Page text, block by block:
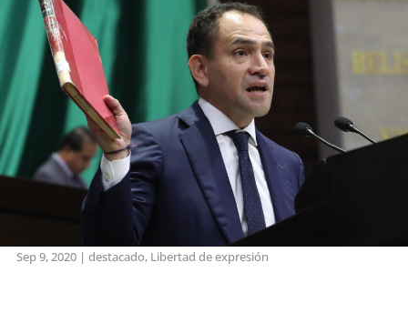
Sep 9, 2020| destacado, Libertad de expresión